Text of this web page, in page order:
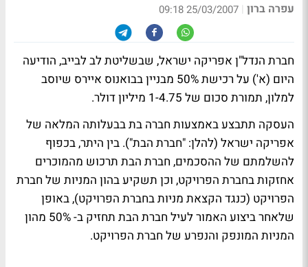
עפרה ברון |
25/03/2007 09:18
חברת הנדל"ן אפריקה ישראל, שבשליטת לב לבייב, הודיעה
היום (א') על רכישת 50% מבניין בבואנוס איירס שיוסב
למלון, תמורת סכום של 1-4.75 מיליון דולר.
העסקה תתבצע באמצעות חברה בת בבעלותה המלאה של
אפריקה ישראל (להלן: "חברת הבת"). בין היתר, בכפוף
להשלמתם של ההסכמים, חברת הבת תרכוש מהמוכרים
אחזקות בחברת הפרויקט, וכן תשקיע בהון המניות של חברת
הפרויקט (כנגד הקצאת מניות בחברת הפרויקט), באופן
שלאחר ביצוע האמור לעיל חברת הבת תחזיק ב- 50% מהון
המניות המונפק והנפרע של חברת הפרויקט.